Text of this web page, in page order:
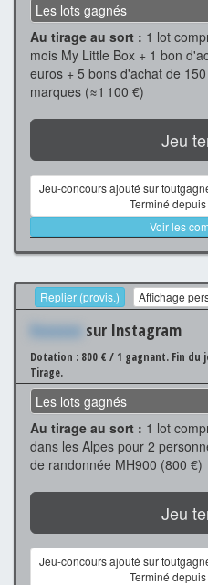
Les lots gagnés
Au tirage au sort : 1 lot
mois My Little Box + 1 bon
euros + 5 bons d'achat de
marques (≈1 100 €)
Jeu
Jeu-concours ajouté sur
Terminé depuis
Voir les
Replier (provis.) Affichage
Xxxxxxx sur Instagram
Dotation : 800 € / 1 gagnant. Fin du
Tirage.
Les lots gagnés
Au tirage au sort : 1 lot
dans les Alpes pour 2
de randonnée MH900 (800 €)
Jeu
Jeu-concours ajouté sur
Terminé depuis